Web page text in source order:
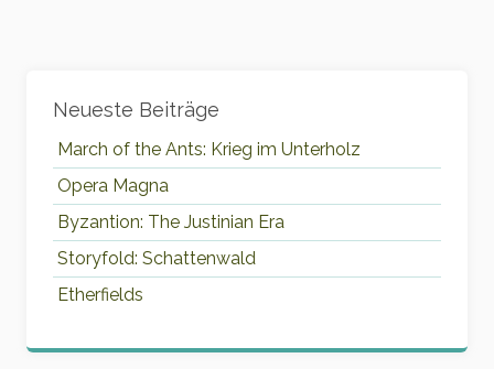
Neueste Beiträge
March of the Ants: Krieg im Unterholz
Opera Magna
Byzantion: The Justinian Era
Storyfold: Schattenwald
Etherfields